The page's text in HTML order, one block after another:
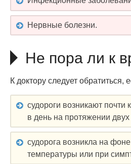
Нервные болезни.
Не пора ли к
К доктору следует обратиться,
судороги возникают почти
в день на протяжении
судорога возникла на
температуры или при